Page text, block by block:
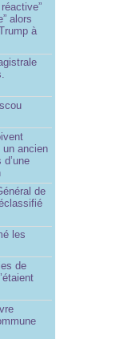
alors
à
un ancien
de
les
de